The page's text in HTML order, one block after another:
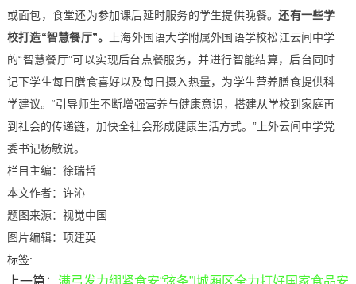
或面包，食堂还为参加课后延时服务的学生提供晚餐。还有一些学
校打造“智慧餐厅”。
上海外国语大学附属外国语学校松江云间中学
的“智慧餐厅”可以实现后台点餐服务，并进行智能结算，后台同时
记下学生每日膳食喜好以及每日摄入热量，为学生营养膳食提供科
学建议。“引导师生不断增强营养与健康意识，搭建从学校到家庭再
到社会的传递链，加快全社会形成健康生活方式。”上外云间中学党
委书记杨敏说。
栏目主编：徐瑞哲
本文作者：许沁
题图来源：视觉中国
图片编辑：项建英
标签:
上一篇： 满弓发力绷紧食安“弦条”|城厢区全力打好国家食品安